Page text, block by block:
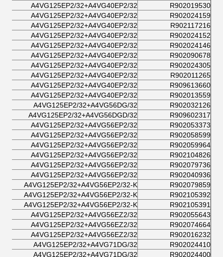
R902019530
A4VG125EP2/32+A4VG40EP2/32
R902024159
A4VG125EP2/32+A4VG40EP2/32
R902117216
A4VG125EP2/32+A4VG40EP2/32
R902024152
A4VG125EP2/32+A4VG40EP2/32
R902024146
A4VG125EP2/32+A4VG40EP2/32
R902090678
A4VG125EP2/32+A4VG40EP2/32
R902024305
A4VG125EP2/32+A4VG40EP2/32
R902011265
A4VG125EP2/32+A4VG40EP2/32
R909613660
A4VG125EP2/32+A4VG40EP2/32
R902013559
A4VG125EP2/32+A4VG40EP2/32
R902032126
A4VG125EP2/32+A4VG56DG/32
R909602317
A4VG125EP2/32+A4VG56DGD/32
R902053373
A4VG125EP2/32+A4VG56EP2/32
R902058599
A4VG125EP2/32+A4VG56EP2/32
R902059964
A4VG125EP2/32+A4VG56EP2/32
R902104826
A4VG125EP2/32+A4VG56EP2/32
R902079736
A4VG125EP2/32+A4VG56EP2/32
R902040936
A4VG125EP2/32+A4VG56EP2/32
R902079859
A4VG125EP2/32+A4VG56EP2/32-K
R902105392
A4VG125EP2/32+A4VG56EP2/32-K
R902105391
A4VG125EP2/32+A4VG56EP2/32-K
R902055643
A4VG125EP2/32+A4VG56EZ2/32
R902074664
A4VG125EP2/32+A4VG56EZ2/32
R902016232
A4VG125EP2/32+A4VG56EZ2/32
R902024410
A4VG125EP2/32+A4VG71DG/32
R902024400
A4VG125EP2/32+A4VG71DG/32